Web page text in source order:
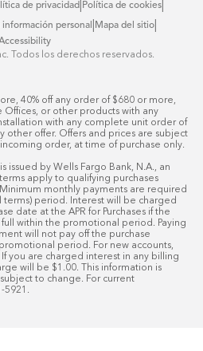
de privacidad| Política de cookies|
personal Mapa del sitio
Todos los derechos reservados.
40% off any order of $680 or more,
Offices, or other products with any
with any complete unit order of
other offer. Offers and prices are subject
order, at time of purchase only.
issued by Wells Fargo Bank, N.A., an
apply to qualifying purchases
monthly payments are required
period. Interest will be charged
date at the APR for Purchases if the
within the promotional period. Paying
will not pay off the purchase
period. For new accounts,
If you are charged interest in any billing
will be $1.00. This information is
to change. For current
5921.